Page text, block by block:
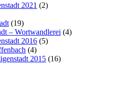
2021 (2)
(19)
– Wortwandlerei (4)
2016 (5)
(4)
2015 (16)